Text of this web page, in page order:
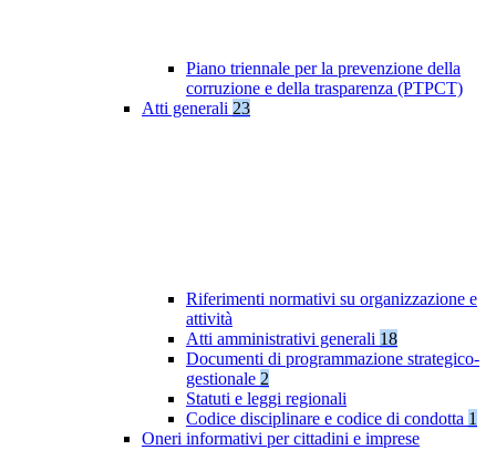
Piano triennale per la prevenzione della
corruzione e della trasparenza (PTPCT)
Atti generali 23
Riferimenti normativi su organizzazione e
attività
Atti amministrativi generali 18
Documenti di programmazione strategico-
gestionale 2
Statuti e leggi regionali
Codice disciplinare e codice di condotta 1
Oneri informativi per cittadini e imprese